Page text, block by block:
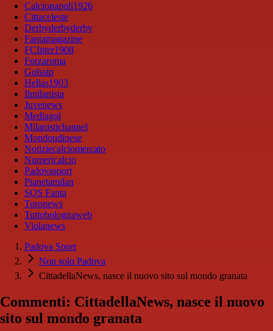
Calcionapoli1926
Cittaceleste
Derbyderbyderby
Fantamagazine
FCInter1908
Forzaroma
Golssip
Hellas1903
Ilmilanista
Juvenews
Mediagol
Milanistichannel
Mondoudinese
Notiziecalciomercato
Numericalcio
Padovasport
Pianetamilan
SOS Fanta
Toronews
Tuttobolognaweb
Violanews
Padova Sport
Non solo Padova
CittadellaNews, nasce il nuovo sito sul mondo granata
Commenti: CittadellaNews, nasce il nuovo
sito sul mondo granata